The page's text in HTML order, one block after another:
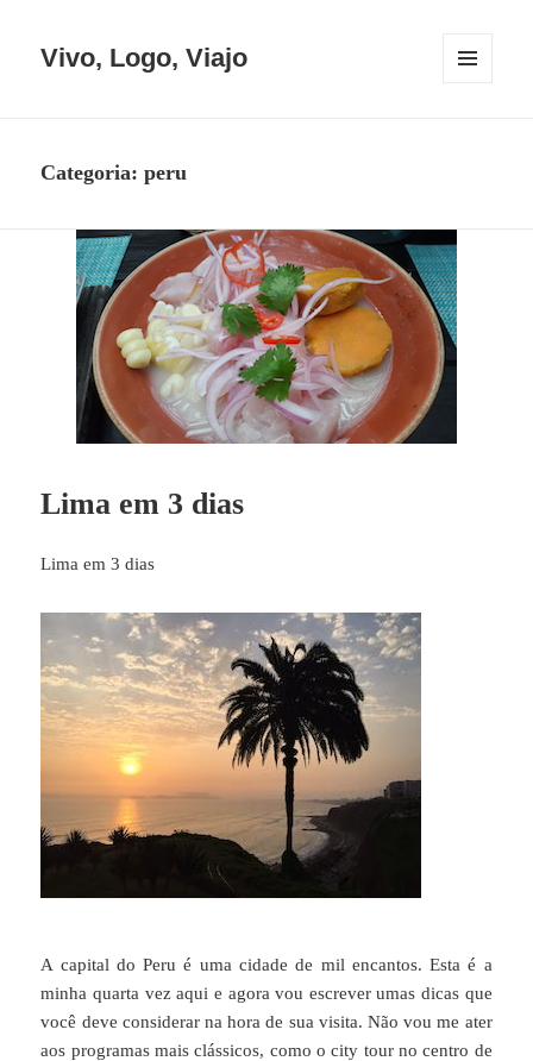
Vivo, Logo, Viajo
Categoria:peru
Lima em 3 dias
Lima em 3 dias
A capital do Peru é uma cidade de mil encantos. Esta é a
minha quarta vez aqui e agora vou escrever umas dicas que
você deve considerar na hora de sua visita. Não vou me ater
aos programas mais clássicos, como o city tour no centro de